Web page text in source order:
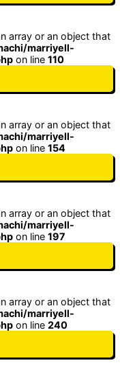
array or an object that
marriyell-
on line 110
array or an object that
marriyell-
on line 154
array or an object that
marriyell-
on line 197
array or an object that
marriyell-
on line 240